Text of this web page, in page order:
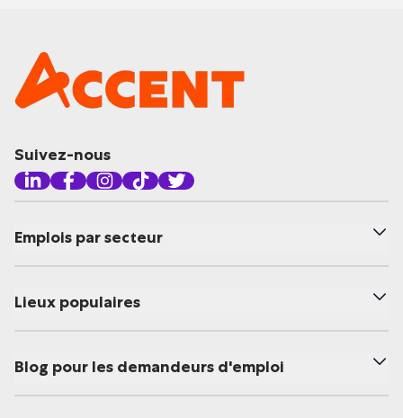
Suivez-nous
Emplois par secteur
Lieux populaires
Blog pour les demandeurs d'emploi